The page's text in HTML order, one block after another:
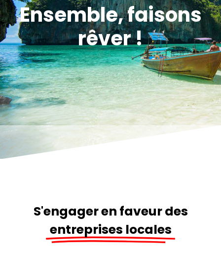
Ensemble, faisons
rêver !
S'engager en faveur des
entreprises locales